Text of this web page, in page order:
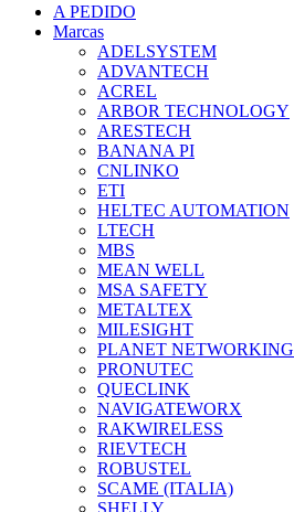
A PEDIDO
Marcas
ADELSYSTEM
ADVANTECH
ACREL
ARBOR TECHNOLOGY
ARESTECH
BANANA PI
CNLINKO
ETI
HELTEC AUTOMATION
LTECH
MBS
MEAN WELL
MSA SAFETY
METALTEX
MILESIGHT
PLANET NETWORKING
PRONUTEC
QUECLINK
NAVIGATEWORX
RAKWIRELESS
RIEVTECH
ROBUSTEL
SCAME (ITALIA)
SHELLY